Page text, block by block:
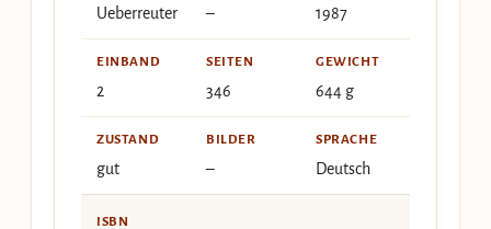
Ueberreuter – 1987
EINBAND
2
SEITEN
346
GEWICHT
644 g
ZUSTAND
gut
BILDER
–
SPRACHE
Deutsch
ISBN